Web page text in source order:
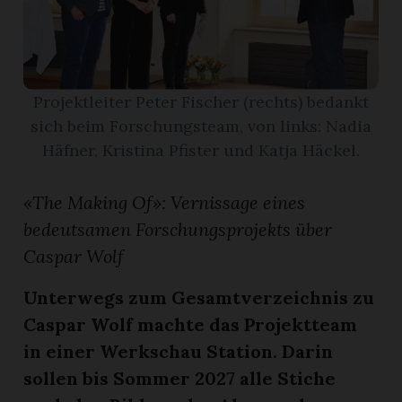
«The Making Of»: Vernissage eines
bedeutsamen Forschungsprojekts über
Caspar Wolf
Unterwegs zum Gesamtverzeichnis zu
Caspar Wolf machte das Projektteam
in einer Werkschau Station. Darin
sollen bis Sommer 2027 alle Stiche